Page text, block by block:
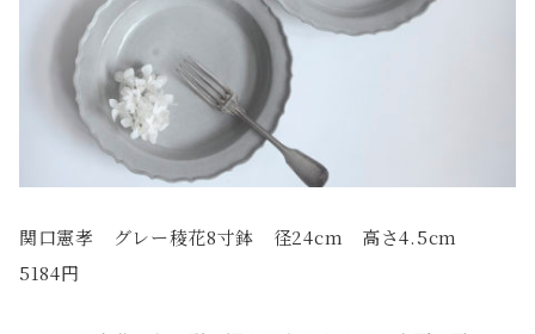
関口憲孝 グレー稜花8寸鉢 径24cm 高さ4.5cm
5184円